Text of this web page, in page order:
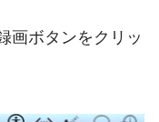
画ボタンをクリッ